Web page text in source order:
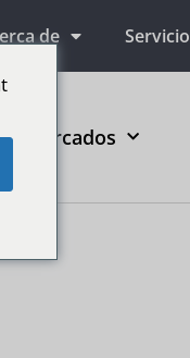
de Servicio
mercados